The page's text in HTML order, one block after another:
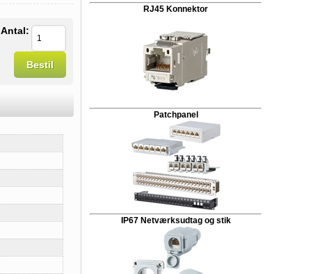
Antal:
Bestil
RJ45 Konnektor
Patchpanel
IP67 Netværksudtag og stik